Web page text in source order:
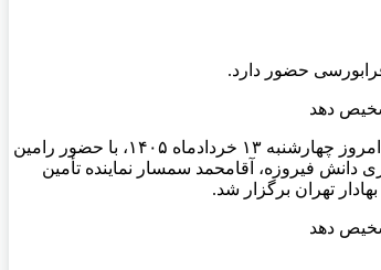
آیین معارفه گروه مالی فیروزه با نماد «وفیروزه»، برای عرضه اولیه سهام در بازار سرمایه، بعد از ظهر امروز چهارشنبه ۱۳ خردادماه ۱۴۰۵، با حضور رامین
فیروزه، آقامحمد سمسار نماینده تأمین
تهران برگزار شد.